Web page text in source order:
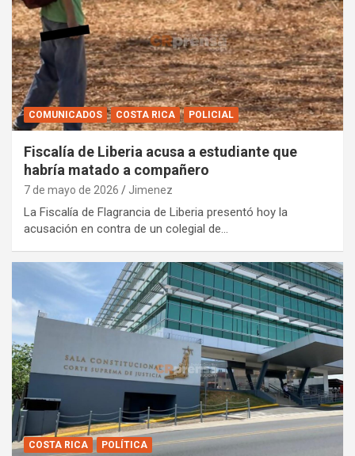
COMUNICADOS COSTA RICA POLICIAL
Fiscalía de Liberia acusa a estudiante que
habría matado a compañero
7 de mayo de 2026 Jimenez
La Fiscalía de Flagrancia de Liberia presentó hoy la
acusación en contra de un colegial de…
COSTA RICA POLÍTICA